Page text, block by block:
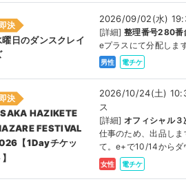
決
曜日のダンスクレイ
2026/09/02(水)
[詳細]整理番号280番
eプラスにて分配しま
男性 電チケ
決
HAZIKETE
FESTIVAL
【1Dayチケッ
2026/10/24(土)
ス
[詳細]オフィシャル３
仕事のため、出品し
て。e+で10/14からダ
女性 電チケ